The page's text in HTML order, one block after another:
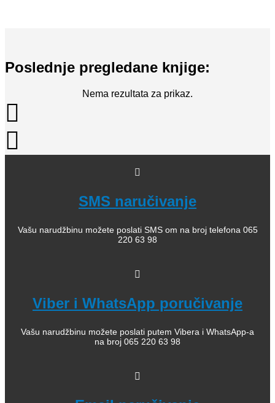
Poslednje pregledane knjige:
Nema rezultata za prikaz.
SMS naručivanje
Vašu narudžbinu možete poslati SMS om na broj telefona 065
220 63 98
Viber i WhatsApp poručivanje
Vašu narudžbinu možete poslati putem Vibera i WhatsApp-a
na broj 065 220 63 98